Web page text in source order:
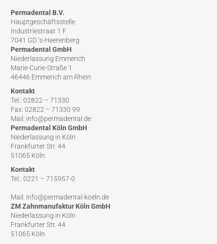
Permadental B.V.
Hauptgeschäftsstelle
Industriestraat 1 F
7041 GD ‘s-Heerenberg
Permadental GmbH
Niederlassung Emmerich
Marie-Curie-Straße 1
46446 Emmerich am Rhein
Kontakt
Tel.: 02822 – 71330
Fax: 02822 – 71330 99
Mail: info@permadental.de
Permadental Köln GmbH
Niederlassung in Köln
Frankfurter Str. 44
51065 Köln
Kontakt
Tel.: 0221 – 715957-0
Mail: info@permadental-koeln.de
ZM Zahnmanufaktur Köln GmbH
Niederlassung in Köln
Frankfurter Str. 44
51065 Köln